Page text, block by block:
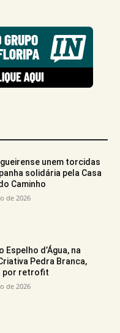
unem torcidas
solidária pela Casa
Caminho
de 2026
Espelho d’Água, na
Pedra Branca,
por retrofit
de 2026